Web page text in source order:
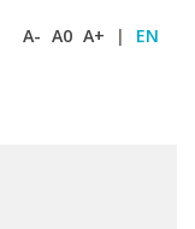
A- A0 A+ | EN